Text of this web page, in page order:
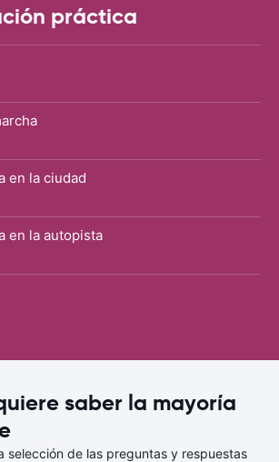
práctica
en la ciudad
en la autopista
saber la mayoría
selección de las preguntas y respuestas